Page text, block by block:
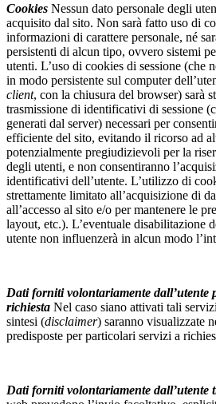
Cookies Nessun dato personale degli
acquisito dal sito. Non sarà fatto uso di
informazioni di carattere personale, né
persistenti di alcun tipo, ovvero sistemi
utenti. L’uso di cookies di sessione (che
in modo persistente sul computer
client, con la chiusura del browser) sarà
trasmissione di identificativi di sessione
generati dal server) necessari per
efficiente del sito, evitando il ricorso ad
potenzialmente pregiudizievoli per la
degli utenti, e non consentiranno
identificativi dell’utente. L’utilizzo di
strettamente limitato all’acquisizione di
all’accesso al sito e/o per mantenere le
layout, etc.). L’eventuale disabilitazione
utente non influenzerà in alcun modo
Dati forniti volontariamente dall’utente
richiesta Nel caso siano attivati tali
sintesi (disclaimer) saranno visualizzate
predisposte per particolari servizi a
Dati forniti volontariamente dall’utente